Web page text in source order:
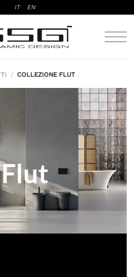
IT EN
/ COLLEZIONE FLUT
Flut